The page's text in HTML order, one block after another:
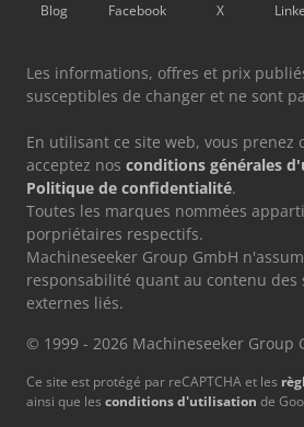
Blog Facebook X
Les informations, offres et prix
susceptibles de changer et ne sont
En utilisant ce site web, vous prenez
acceptez nos conditions générales
Politique de confidentialité.
Toutes les marques nommées
porpriétaires respectifs.
Machineseeker Group GmbH
responsabilité quant au contenu des
externes liés.
© 1999 - 2026 Machineseeker Group
Ce site est protégé par reCAPTCHA et les
ainsi que les conditions d'utilisation de